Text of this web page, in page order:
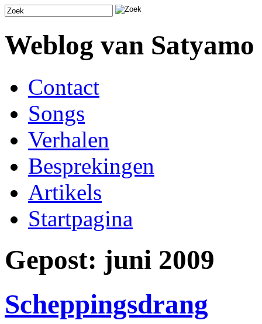
Weblog van Satyamo
Contact
Songs
Verhalen
Besprekingen
Artikels
Startpagina
Gepost: juni 2009
Scheppingsdrang